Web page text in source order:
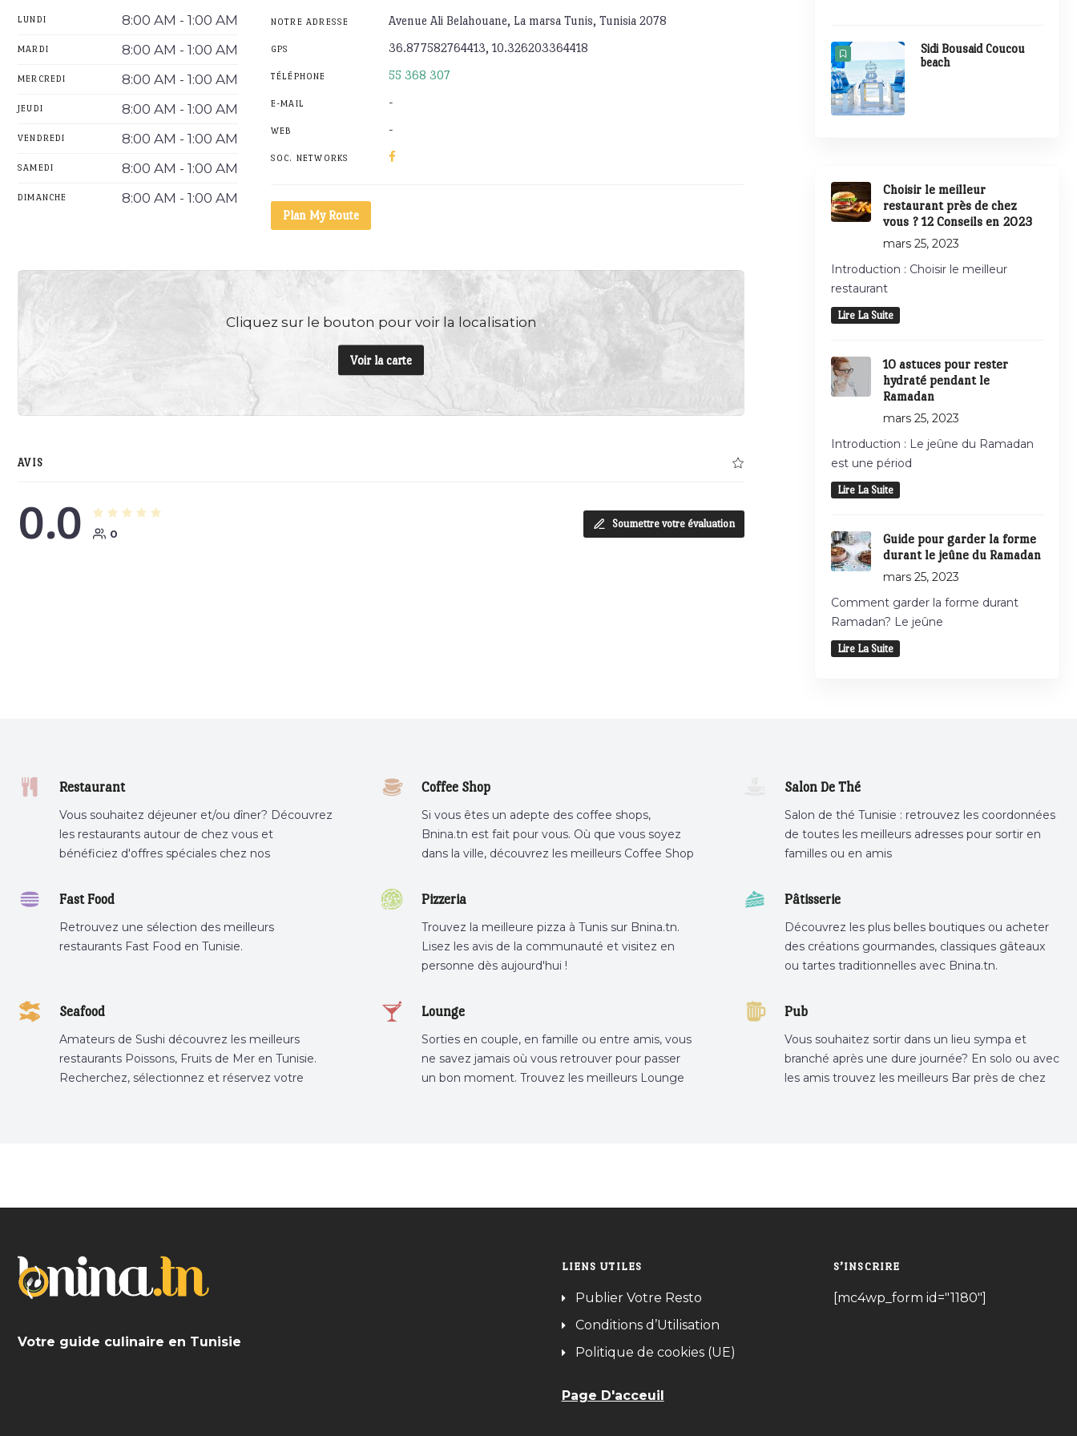
LUNDI 8:00 AM - 1:00 AM
MARDI 8:00 AM - 1:00 AM
MERCREDI 8:00 AM - 1:00 AM
JEUDI 8:00 AM - 1:00 AM
VENDREDI 8:00 AM - 1:00 AM
SAMEDI 8:00 AM - 1:00 AM
DIMANCHE 8:00 AM - 1:00 AM
NOTRE ADRESSE Avenue Ali Belahouane, La marsa Tunis, Tunisia 2078
GPS 36.877582764413, 10.326203364418
TÉLÉPHONE 55 368 307
E-MAIL -
WEB -
SOC. NETWORKS
Plan My Route
Cliquez sur le bouton pour voir la localisation
Voir la carte
AVIS
0.0 0
Soumettre votre évaluation
Sidi Bousaid Coucou
beach
Choisir le meilleur
restaurant près de chez
vous ? 12 Conseils en 2023
mars 25, 2023
Introduction : Choisir le meilleur
restaurant
Lire La Suite
10 astuces pour rester
hydraté pendant le
Ramadan
mars 25, 2023
Introduction : Le jeûne du Ramadan
est une périod
Lire La Suite
Guide pour garder la forme
durant le jeûne du Ramadan
mars 25, 2023
Comment garder la forme durant
Ramadan? Le jeûne
Lire La Suite
Restaurant
Vous souhaitez déjeuner et/ou dîner? Découvrez
les restaurants autour de chez vous et
bénéficiez d'offres spéciales chez nos
Coffee Shop
Si vous êtes un adepte des coffee shops,
Bnina.tn est fait pour vous. Où que vous soyez
dans la ville, découvrez les meilleurs Coffee Shop
Salon De Thé
Salon de thé Tunisie : retrouvez les coordonnées
de toutes les meilleurs adresses pour sortir en
familles ou en amis
Fast Food
Retrouvez une sélection des meilleurs
restaurants Fast Food en Tunisie.
Pizzeria
Trouvez la meilleure pizza à Tunis sur Bnina.tn.
Lisez les avis de la communauté et visitez en
personne dès aujourd'hui !
Pâtisserie
Découvrez les plus belles boutiques ou acheter
des créations gourmandes, classiques gâteaux
ou tartes traditionnelles avec Bnina.tn.
tunis, patisserie tunis, pâtisserie sousse .
Seafood
Amateurs de Sushi découvrez les meilleurs
restaurants Poissons, Fruits de Mer en Tunisie.
Recherchez, sélectionnez et réservez votre
Lounge
Sorties en couple, en famille ou entre amis, vous
ne savez jamais où vous retrouver pour passer
un bon moment. Trouvez les meilleurs Lounge
Pub
Vous souhaitez sortir dans un lieu sympa et
branché après une dure journée? En solo ou avec
les amis trouvez les meilleurs Bar près de chez
Votre guide culinaire en Tunisie
LIENS UTILES
Publier Votre Resto
Conditions d’Utilisation
Politique de cookies (UE)
Page D'acceuil
S’INSCRIRE
[mc4wp_form id="1180"]